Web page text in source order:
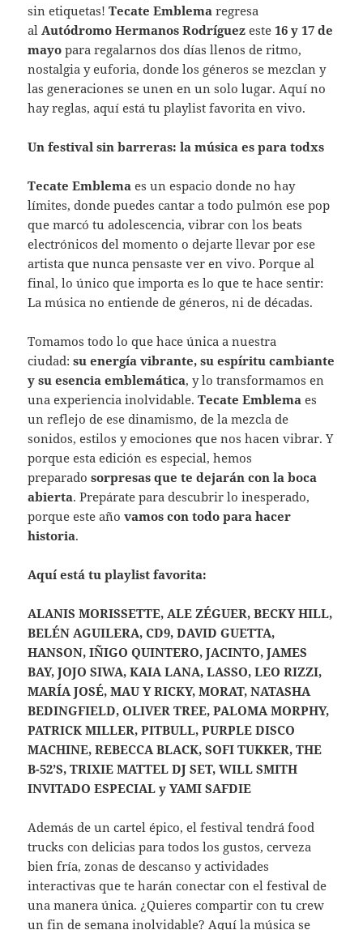
sin etiquetas!Tecate Emblema regresa
al Autódromo Hermanos Rodríguez este16 y 17 de
mayo para regalarnos dos días llenos de ritmo,
nostalgia y euforia, donde los géneros se mezclan y
las generaciones se unen en un solo lugar. Aquí no
hay reglas, aquí está tu playlist favorita en vivo.
Un festival sin barreras: la música es para todxs
Tecate Emblema es un espacio donde no hay
límites, donde puedes cantar a todo pulmón ese pop
que marcó tu adolescencia, vibrar con los beats
electrónicos del momento o dejarte llevar por ese
artista que nunca pensaste ver en vivo. Porque al
final, lo único que importa es lo que te hace sentir:
La música no entiende de géneros, ni de décadas.
Tomamos todo lo que hace única a nuestra
ciudad:su energía vibrante, su espíritu cambiante
y su esencia emblemática, y lo transformamos en
una experiencia inolvidable.Tecate Emblema es
un reflejo de ese dinamismo, de la mezcla de
sonidos, estilos y emociones que nos hacen vibrar. Y
porque esta edición es especial, hemos
preparadosorpresas que te dejarán con la boca
abierta. Prepárate para descubrir lo inesperado,
porque este añovamos con todo para hacer
historia.
Aquí está tu playlist favorita:
ALANIS MORISSETTE, ALE ZÉGUER, BECKY HILL,
BELÉN AGUILERA, CD9, DAVID GUETTA,
HANSON, IÑIGO QUINTERO, JACINTO, JAMES
BAY, JOJO SIWA, KAIA LANA, LASSO, LEO RIZZI,
MARÍA JOSÉ, MAU Y RICKY, MORAT, NATASHA
BEDINGFIELD, OLIVER TREE, PALOMA MORPHY,
PATRICK MILLER, PITBULL, PURPLE DISCO
MACHINE, REBECCA BLACK, SOFI TUKKER, THE
B-52’S, TRIXIE MATTEL DJ SET, WILL SMITH
INVITADO ESPECIAL y YAMI SAFDIE
Además de un cartel épico, el festival tendrá food
trucks con delicias para todos los gustos, cerveza
bien fría, zonas de descanso y actividades
interactivas que te harán conectar con el festival de
una manera única. ¿Quieres compartir con tu crew
un fin de semana inolvidable? Aquí la música se